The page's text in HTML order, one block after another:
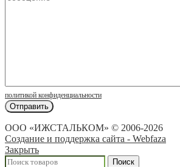
политикой конфиденциальности
ООО «ИЖСТАЛЬКОМ» © 2006-2026
Создание и поддержка сайта - Webfaza
Закрыть
Поиск